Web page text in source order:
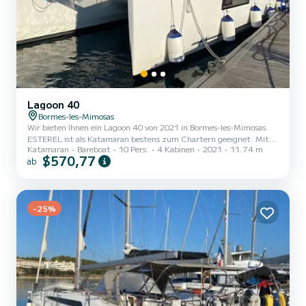
Lagoon 40
Bormes-les-Mimosas
Wir bieten Ihnen ein Lagoon 40 von 2021 in Bormes-les-Mimosas.
ESTEREL ist als Katamaran bestens zum Chartern geeignet. Mit
seinen angenehmen Fahreigenschaften eignet sich dieses Schiff
ideal für einen Törn von einer Woche und mehr. Das Boot hat 4
Begleiter sein, um einen einzigartigen Urlaub auf dem Wasser in der
Umgebung von Bormes-les-Mimosas zu verbringen. Dieses
Lagoon...
Katamaran Bareboat 10 Pers. 4 Kabinen 2021 11.74 m
ab $570,77
-25%